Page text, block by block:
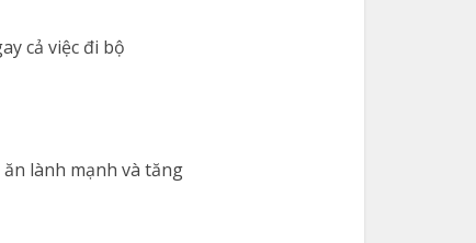
cả việc đi bộ
lành mạnh và tăng